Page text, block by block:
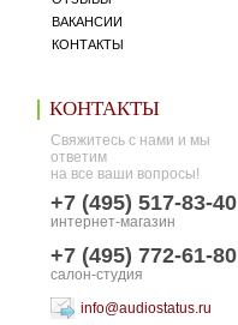
ВАКАНСИИ
КОНТАКТЫ
КОНТАКТЫ
Свяжитесь с нами и мы
ответим
на все ваши вопросы!
+7 (495) 517-83-40
интернет-магазин
+7 (495) 772-61-80
салон-студия
info@audiostatus.ru